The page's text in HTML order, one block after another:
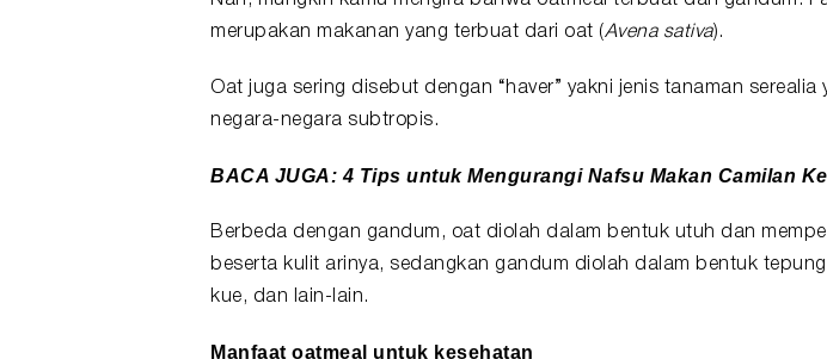
merupakan makanan yang terbuat dari oat (Avena sativa).
Oat juga sering disebut dengan “haver” yakni jenis tanaman serealia
negara-negara subtropis.
BACA JUGA:4 Tips untuk Mengurangi Nafsu Makan Camilan
Berbeda dengan gandum, oat diolah dalam bentuk utuh dan
beserta kulit arinya, sedangkan gandum diolah dalam bentuk
kue, dan lain-lain.
Manfaat oatmeal untuk kesehatan